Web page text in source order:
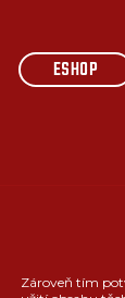
ESHOP
Zároveň tím